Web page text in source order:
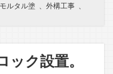
ルタル塗 、 外構工事 、
ク設置。